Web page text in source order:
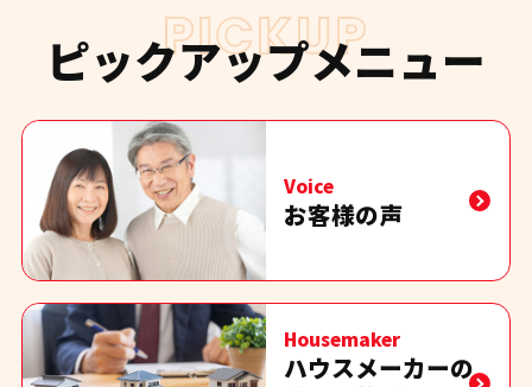
PICKUP
ピックアップメニュー
Voice
お客様の声
Housemaker
ハウスメーカーの